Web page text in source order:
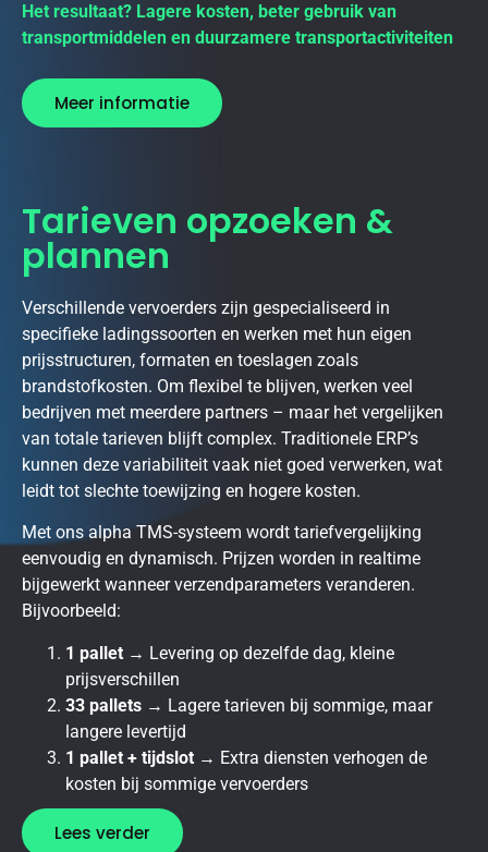
Het resultaat? Lagere kosten, beter gebruik van
transportmiddelen en duurzamere transportactiviteiten
Meer informatie
Tarieven opzoeken &
plannen
Verschillende vervoerders zijn gespecialiseerd in
specifieke ladingssoorten en werken met hun eigen
prijsstructuren, formaten en toeslagen zoals
brandstofkosten. Om flexibel te blijven, werken veel
bedrijven met meerdere partners – maar het vergelijken
van totale tarieven blijft complex. Traditionele ERP’s
kunnen deze variabiliteit vaak niet goed verwerken, wat
leidt tot slechte toewijzing en hogere kosten.
Met ons alpha TMS-systeem wordt tariefvergelijking
eenvoudig en dynamisch. Prijzen worden in realtime
bijgewerkt wanneer verzendparameters veranderen.
Bijvoorbeeld:
1 pallet → Levering op dezelfde dag, kleine
prijsverschillen
33 pallets → Lagere tarieven bij sommige, maar
langere levertijd
1 pallet + tijdslot → Extra diensten verhogen de
kosten bij sommige vervoerders
Lees verder